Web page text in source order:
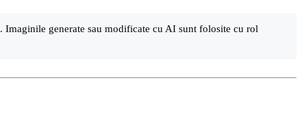
generate sau modificate cu AI sunt folosite cu rol